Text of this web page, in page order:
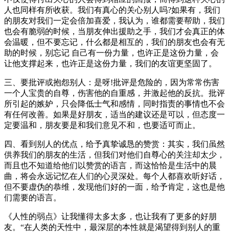
人也同样有所收获。我们有真心的关心别人吗?如果有，我们
的朋友对我们一定会倍加喜爱，我认为，谁都需要帮助，我们
也会有脆弱的时候，当朋友伸出援助之手，我们才会真正的体
会温暖，但不要忘记，什么都是相互的，我们的朋友也会有无
助的时候，别忘记 自己有一份力量，也许正是这份力量，会
让他支撑起来，也许正是这份力量，我们的友谊更坚固了。
三、要批评或抱怨别人：是呀!批评是危险的，因为常常伤害
一个人宝贵的自尊，伤害他的自重感，并激起他的反抗。批评
所引起的嫉妒，只会降低士气和感情，同时指责的事情也不会
有任何改善。如果是好朋友，适当的建议还是可以，但态度一
定要温和，朋友要是和我们意见不和，也要适可而止。
四、看到别人的优点，给予真挚诚恳的赞赏：其实，我们虽然
供养我们的朋友的生活，但我们对他们自尊心的关注却太少，
而且也不知道给他们以赞赏的语言，而这恰恰是生活中的晨
曲，将会永远记忆在人们的心灵深处。每个人都喜欢听好话，
但不要虚伪的恭维，发现他们好的一面，给予肯定，这也是他
们需要的语言。
《人性的弱点》让我懂得太多太多，也让我有了更多的好朋
友。“在人类的天性中，最深层的本性就是渴望得到别人的重